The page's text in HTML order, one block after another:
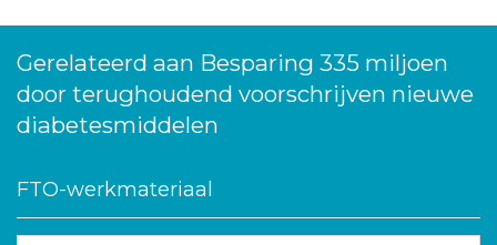
Gerelateerd aan Besparing 335 miljoen
door terughoudend voorschrijven nieuwe
diabetesmiddelen
FTO-werkmateriaal